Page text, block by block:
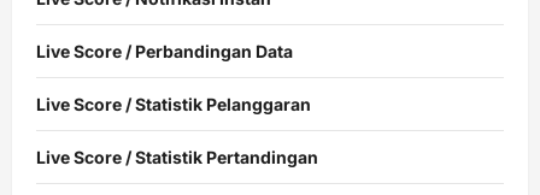
Live Score / Perbandingan Data
Live Score / Statistik Pelanggaran
Live Score / Statistik Pertandingan